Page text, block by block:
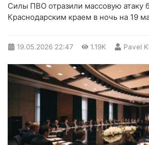
Силы ПВО отразили массовую атаку
Краснодарским краем в ночь на 19
19.05.2026 22:47 1.19K Pavel